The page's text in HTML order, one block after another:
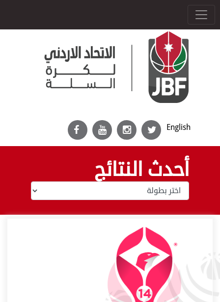
English
أحدث النتائج